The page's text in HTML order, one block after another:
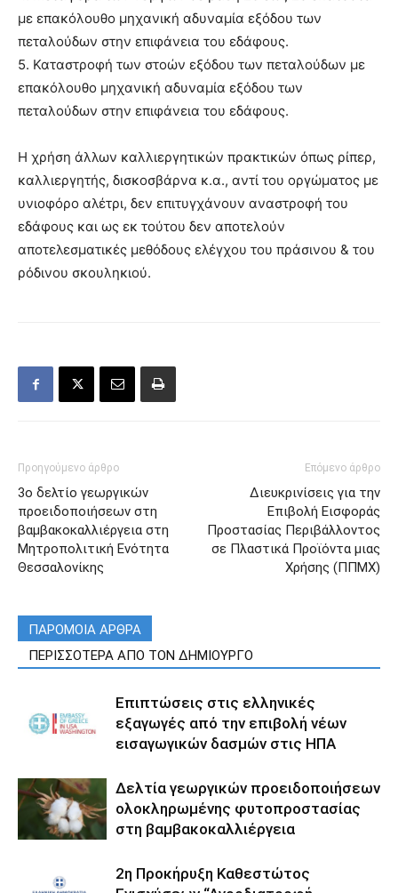
με επακόλουθο μηχανική αδυναμία εξόδου των
πεταλούδων στην επιφάνεια του εδάφους.
5. Καταστροφή των στοών εξόδου των πεταλούδων με
επακόλουθο μηχανική αδυναμία εξόδου των
πεταλούδων στην επιφάνεια του εδάφους.
Η χρήση άλλων καλλιεργητικών πρακτικών όπως ρίπερ,
καλλιεργητής, δισκοσβάρνα κ.α., αντί του οργώματος με
υνιοφόρο αλέτρι, δεν επιτυγχάνουν αναστροφή του
εδάφους και ως εκ τούτου δεν αποτελούν
αποτελεσματικές μεθόδους ελέγχου του πράσινου & του
ρόδινου σκουληκιού.
Προηγούμενο άρθρο
3ο δελτίο γεωργικών
προειδοποιήσεων στη
βαμβακοκαλλιέργεια στη
Μητροπολιτική Ενότητα
Θεσσαλονίκης
Επόμενο άρθρο
Διευκρινίσεις για την
Επιβολή Εισφοράς
Προστασίας Περιβάλλοντος
σε Πλαστικά Προϊόντα μιας
Χρήσης (ΠΠΜΧ)
ΠΑΡΟΜΟΙΑ ΑΡΘΡΑ
ΠΕΡΙΣΣΟΤΕΡΑ ΑΠΟ ΤΟΝ ΔΗΜΙΟΥΡΓΟ
Επιπτώσεις στις ελληνικές
εξαγωγές από την επιβολή νέων
εισαγωγικών δασμών στις ΗΠΑ
Δελτία γεωργικών προειδοποιήσεων
ολοκληρωμένης φυτοπροστασίας
στη βαμβακοκαλλιέργεια
2η Προκήρυξη Καθεστώτος